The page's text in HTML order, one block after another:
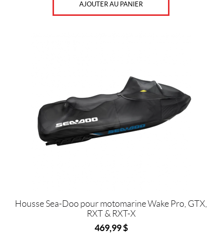
AJOUTER AU PANIER
Housse Sea-Doo pour motomarine Wake Pro, GTX,
RXT & RXT-X
469,99$